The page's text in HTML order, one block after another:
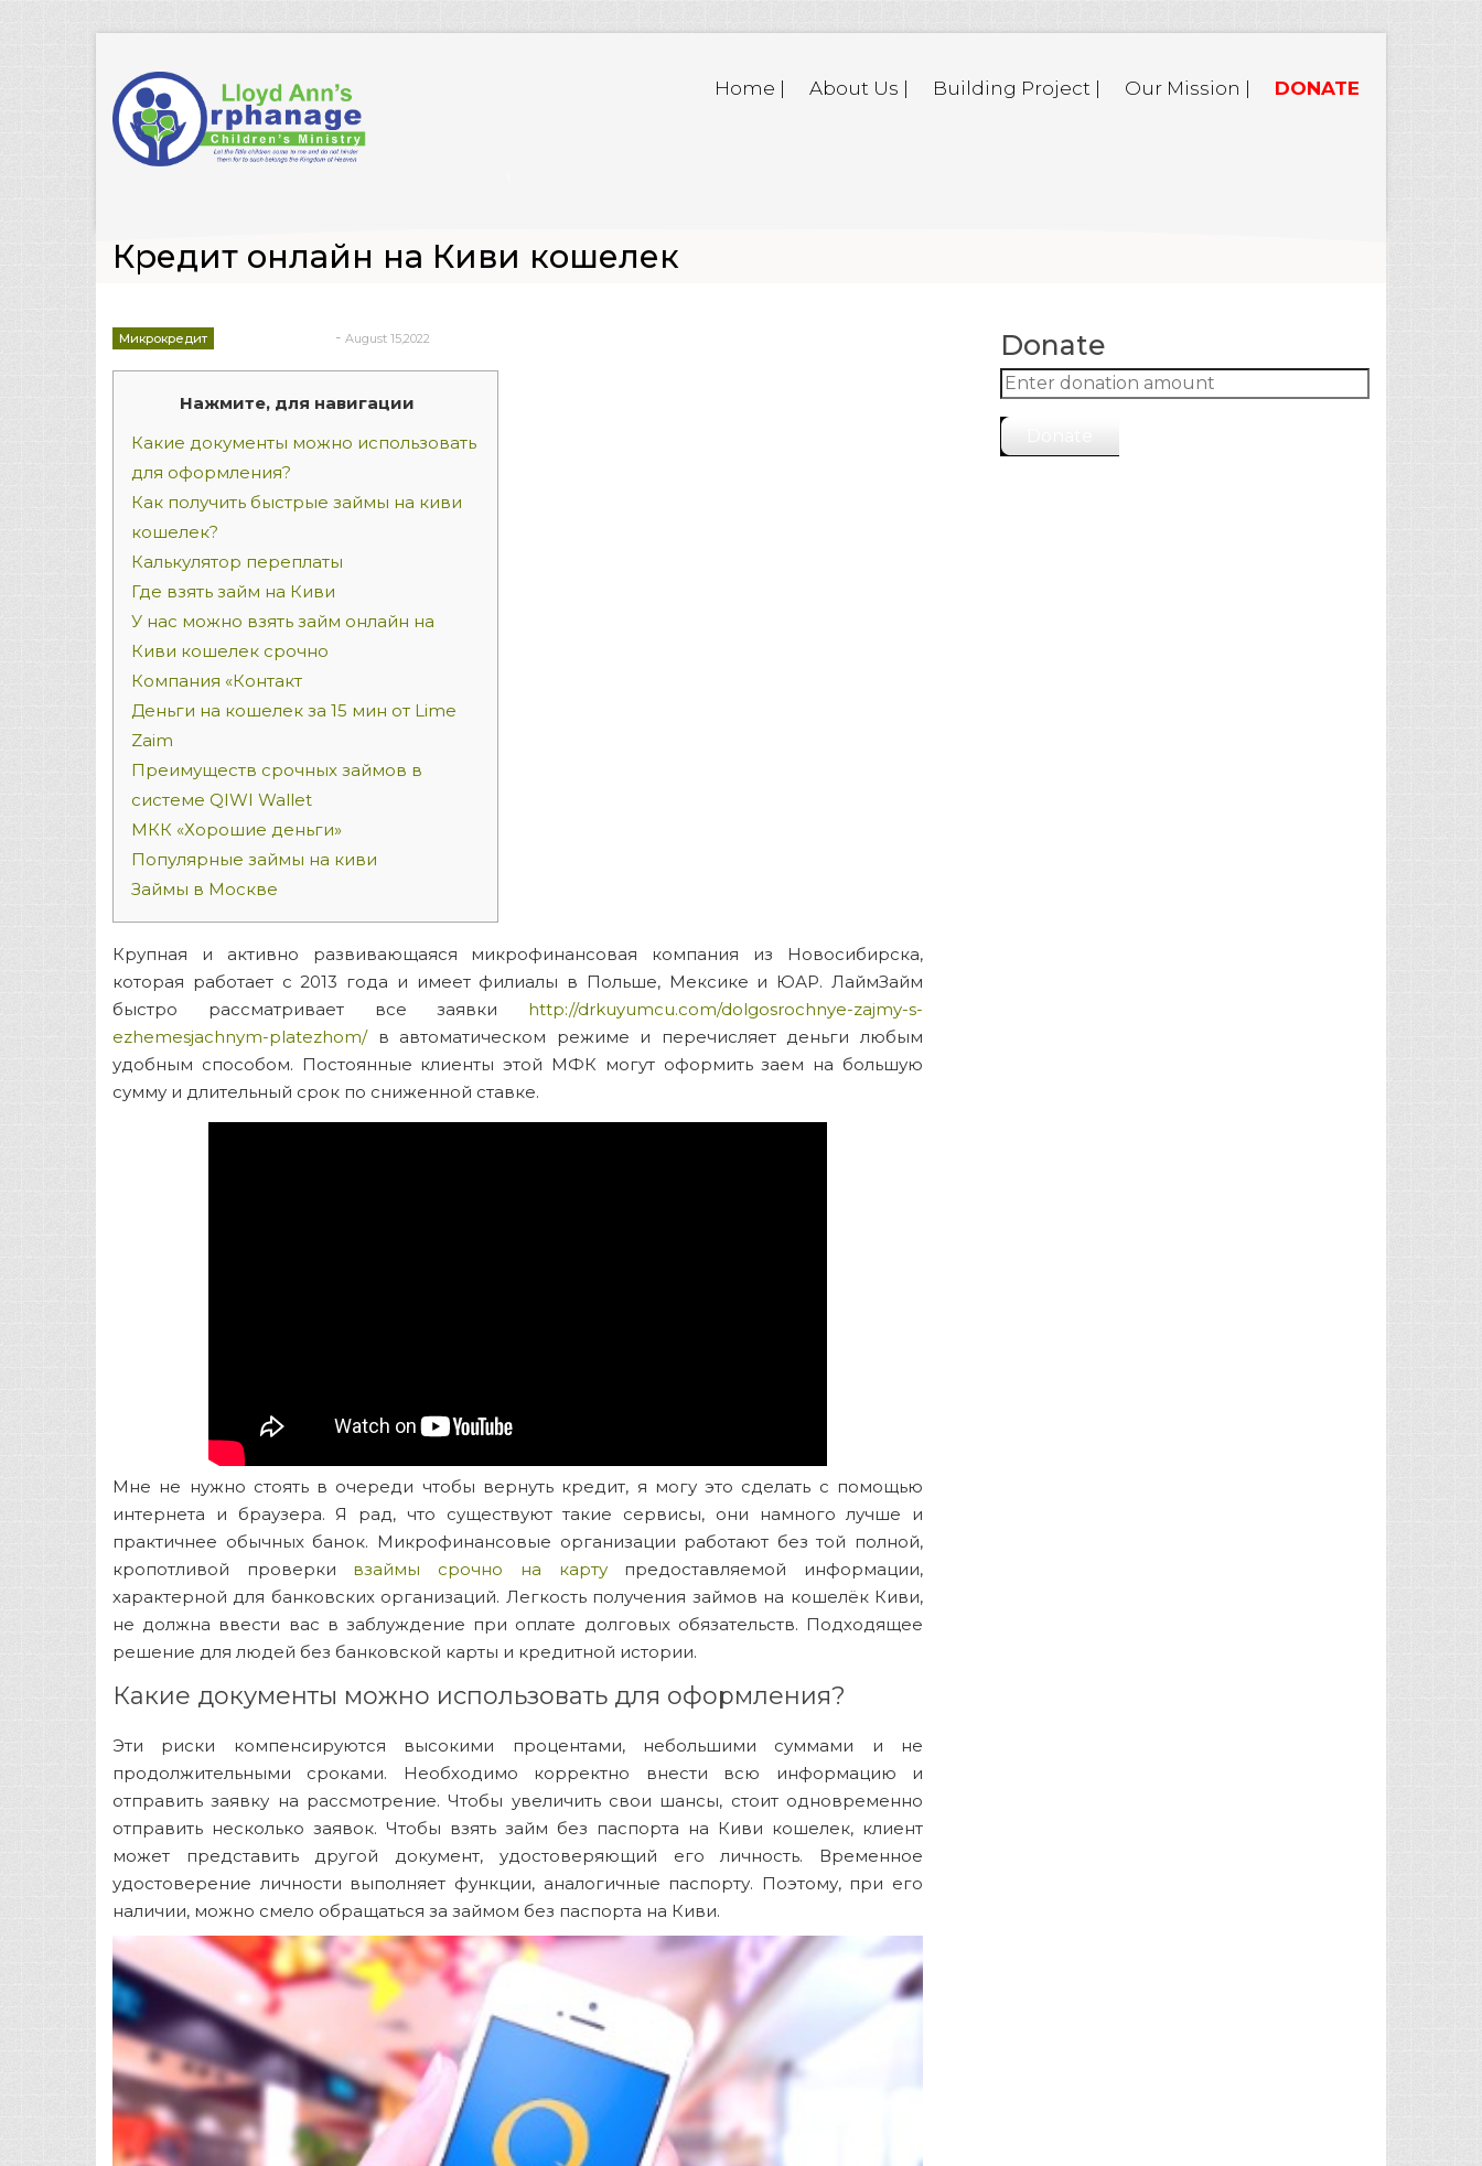
Home | About Us | Building Project | Our Mission | DONATE
Кредит онлайн на Киви кошелек
Микрокредит - August 15,2022
Нажмите, для навигации
Какие документы можно использовать
для оформления?
Как получить быстрые займы на киви
кошелек?
Калькулятор переплаты
Где взять займ на Киви
У нас можно взять займ онлайн на
Киви кошелек срочно
Компания «Контакт
Деньги на кошелек за 15 мин от Lime
Zaim
Преимуществ срочных займов в
системе QIWI Wallet
МКК «Хорошие деньги»
Популярные займы на киви
Займы в Москве
Крупная и активно развивающаяся микрофинансовая компания из Новосибирска,
которая работает с 2013 года и имеет филиалы в Польше, Мексике и ЮАР. ЛаймЗайм
быстро рассматривает все заявки http://drkuyumcu.com/dolgosrochnye-zajmy-s-
ezhemesjachnym-platezhom/в автоматическом режиме и перечисляет деньги любым
удобным способом. Постоянные клиенты этой МФК могут оформить заем на большую
сумму и длительный срок по сниженной ставке.
Мне не нужно стоять в очереди чтобы вернуть кредит, я могу это сделать с помощью
интернета и браузера. Я рад, что существуют такие сервисы, они намного лучше и
практичнее обычных банок. Микрофинансовые организации работают без той полной,
кропотливой проверки взаймы срочно на картупредоставляемой информации,
характерной для банковских организаций. Легкость получения займов на кошелёк Киви,
не должна ввести вас в заблуждение при оплате долговых обязательств. Подходящее
решение для людей без банковской карты и кредитной истории.
Какие документы можно использовать для оформления?
Эти риски компенсируются высокими процентами, небольшими суммами и не
продолжительными сроками. Необходимо корректно внести всю информацию и
отправить заявку на рассмотрение. Чтобы увеличить свои шансы, стоит одновременно
отправить несколько заявок. Чтобы взять займ без паспорта на Киви кошелек, клиент
может представить другой документ, удостоверяющий его личность. Временное
удостоверение личности выполняет функции, аналогичные паспорту. Поэтому, при его
наличии, можно смело обращаться за займом без паспорта на Киви.
Donate